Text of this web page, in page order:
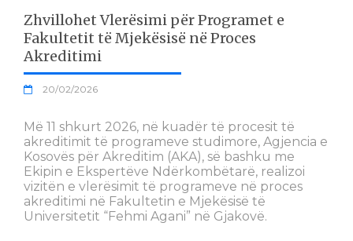
Zhvillohet Vlerësimi për Programet e
Fakultetit të Mjekësisë në Proces
Akreditimi
20/02/2026
Më 11 shkurt 2026, në kuadër të procesit të
akreditimit të programeve studimore, Agjencia e
Kosovës për Akreditim (AKA), së bashku me
Ekipin e Ekspertëve Ndërkombëtarë, realizoi
vizitën e vlerësimit të programeve në proces
akreditimi në Fakultetin e Mjekësisë të
Universitetit “Fehmi Agani” në Gjakovë.